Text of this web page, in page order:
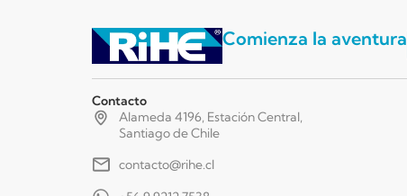
Comienza la aventura
Contacto
Alameda 4196, Estación Central,
Santiago de Chile
contacto@rihe.cl